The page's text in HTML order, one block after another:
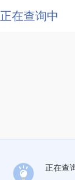
正在查询中
正在查